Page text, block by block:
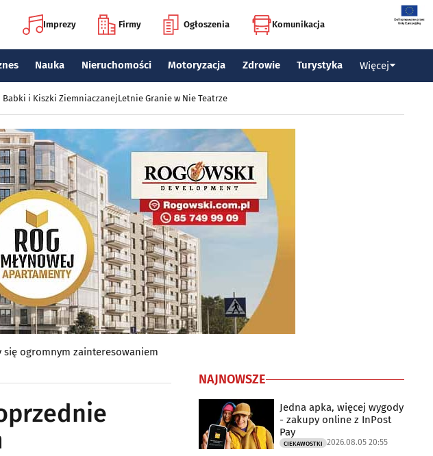
Imprezy Firmy Ogłoszenia Komunikacja
Nauka Nieruchomości Motoryzacja Zdrowie Turystyka Więcej
i Kiszki ZiemniaczanejLetnie Granie w Nie Teatrze
się ogromnym zainteresowaniem
NAJNOWSZE
Jedna apka, więcej wygody
- zakupy online z InPost
Pay
CIEKAWOSTKI 2026.08.05 20:55